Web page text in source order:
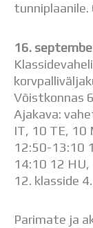
tunniplaanile.
16.
Võistkonnas
Ajakava:
IT, 10 TE, 10
12:50-13:10
14:10 12 HU,
12. klasside
Parimate ja